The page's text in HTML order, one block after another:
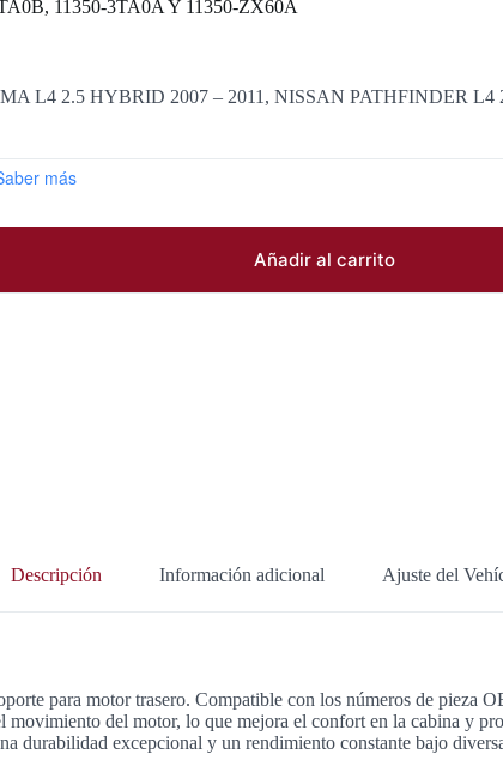
11350-3TA0A Y 11350-ZX60A
L4 2.5 HYBRID 2007 – 2011, NISSAN PATHFINDER L4
más
Añadir al carrito
Descripción Información adicional Ajuste del
para motor trasero. Compatible con los números de
movimiento del motor, lo que mejora el confort en la cabina y
durabilidad excepcional y un rendimiento constante bajo